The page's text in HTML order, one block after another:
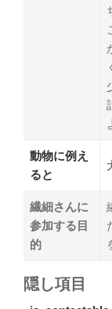
動物に例え
ると
繊細さんに
参加する目
的
隠し項目